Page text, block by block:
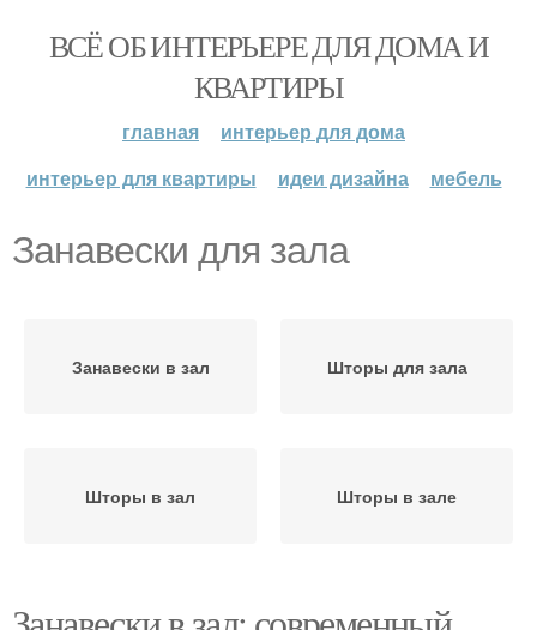
ВСЁ ОБ ИНТЕРЬЕРЕ ДЛЯ ДОМА И
КВАРТИРЫ
главная
интерьер для дома
интерьер для квартиры
идеи дизайна мебель
Занавески для зала
Занавески в зал Шторы для зала
Шторы в зал Шторы в зале